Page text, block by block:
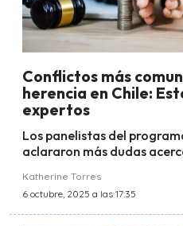
Conflictos más
herencia en Chile:
expertos
Los panelistas del
aclararon más dudas
Katherine Torres
6 octubre, 2025 a las 17:35